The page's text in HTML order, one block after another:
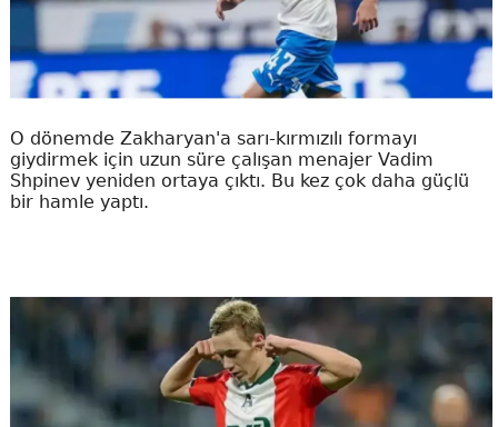
O dönemde Zakharyan'a sarı-kırmızılı formayı
giydirmek için uzun süre çalışan menajer Vadim
Shpinev yeniden ortaya çıktı. Bu kez çok daha güçlü
bir hamle yaptı.